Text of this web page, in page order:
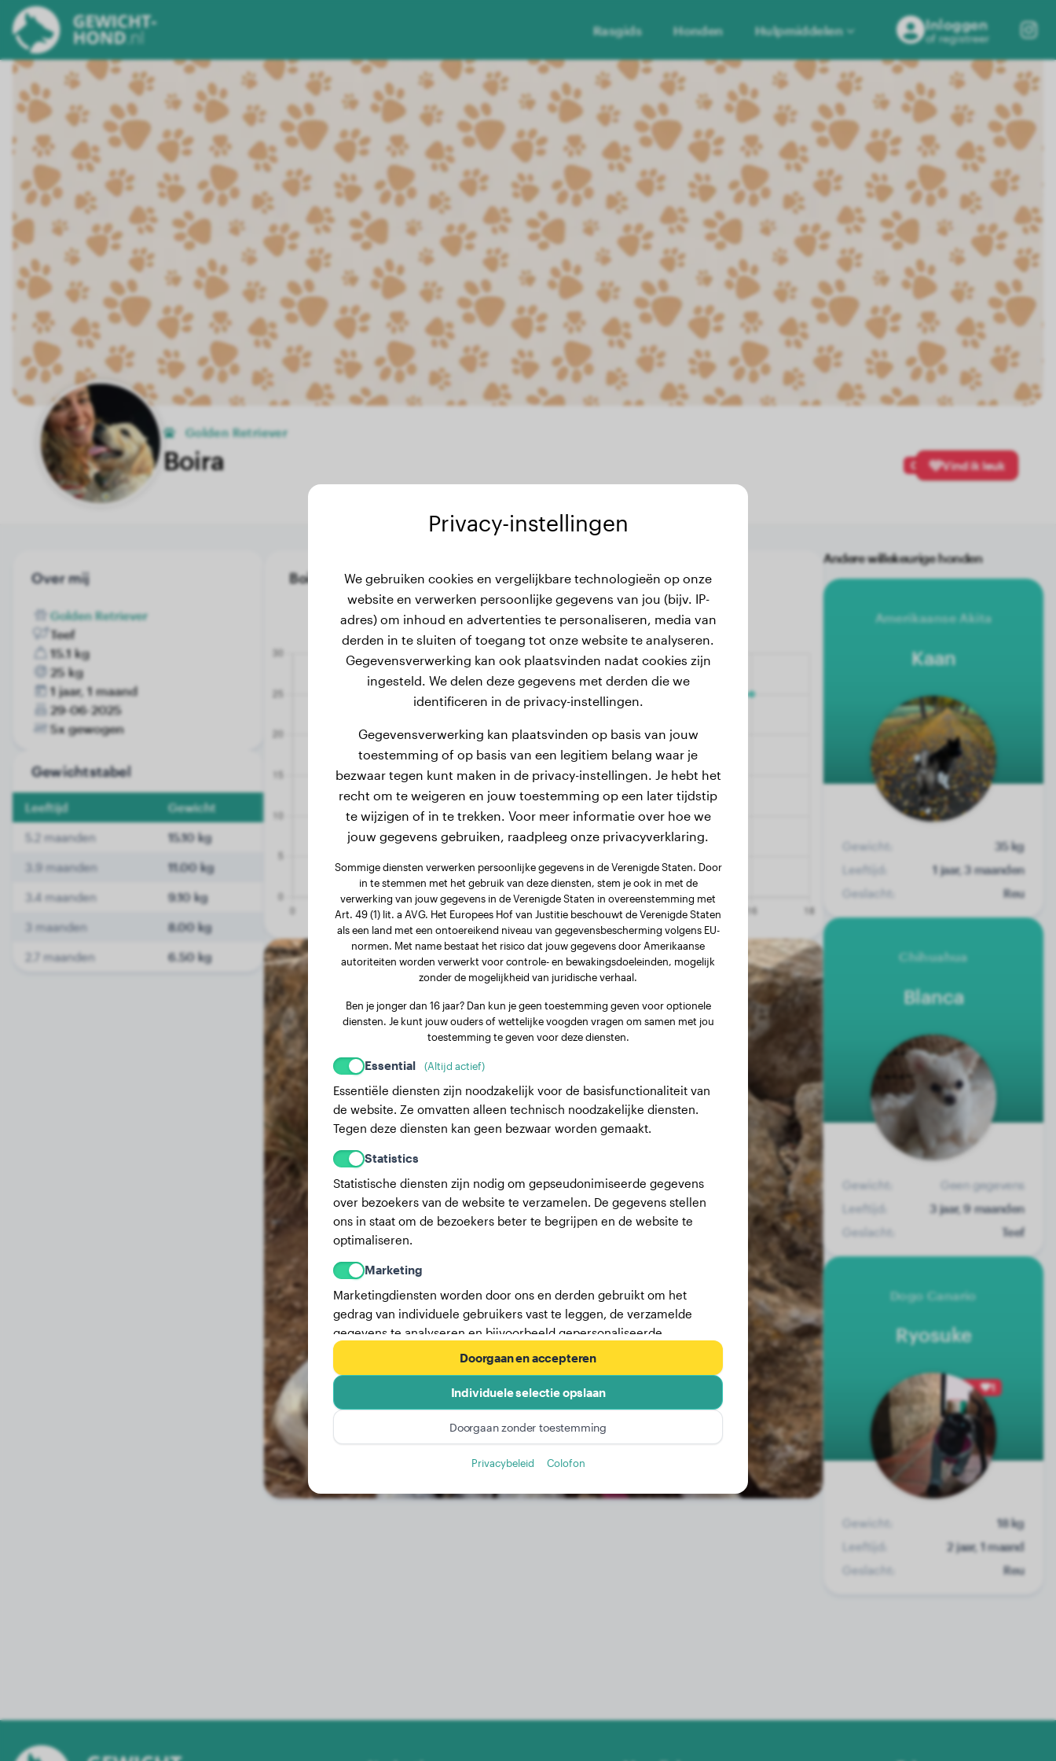
Rasgids Honden Hulpmiddelen Inloggen
of registreer
Golden Retriever
Boira 0 Vind ik leuk
Over mij
Golden Retriever
Teef
15.1 kg
25 kg
1 jaar, 1 maand
29-06-2025
5x gewogen
Gewichtstabel
Leeftijd Gewicht
5.2 maanden 15.10 kg
3.9 maanden 11.00 kg
3.4 maanden 9.10 kg
3 maanden 8.00 kg
2.7 maanden 6.50 kg
Boira's gewichtsgeschiedenis
Andere willekeurige honden
Amerikaanse Akita
Kaan
Gewicht:
35 kg
Leeftijd:
1 jaar, 3 maanden
Geslacht:
Reu
Chihuahua
Blanca
Gewicht:
Geen gegevens
Leeftijd:
3 jaar, 9 maanden
Geslacht:
Teef
Dogo Canario
Ryosuke
1
Gewicht:
18 kg
Leeftijd:
2 jaar, 1 maand
Geslacht:
Reu
Privacy-instellingen
We gebruiken cookies en vergelijkbare technologieën op onze
website en verwerken persoonlijke gegevens van jou (bijv. IP-
adres) om inhoud en advertenties te personaliseren, media van
derden in te sluiten of toegang tot onze website te analyseren.
Gegevensverwerking kan ook plaatsvinden nadat cookies zijn
ingesteld. We delen deze gegevens met derden die we
identificeren in de privacy-instellingen.
Gegevensverwerking kan plaatsvinden op basis van jouw
toestemming of op basis van een legitiem belang waar je
bezwaar tegen kunt maken in de privacy-instellingen. Je hebt het
recht om te weigeren en jouw toestemming op een later tijdstip
te wijzigen of in te trekken. Voor meer informatie over hoe we
jouw gegevens gebruiken, raadpleeg onze privacyverklaring.
Sommige diensten verwerken persoonlijke gegevens in de Verenigde Staten. Door
in te stemmen met het gebruik van deze diensten, stem je ook in met de
verwerking van jouw gegevens in de Verenigde Staten in overeenstemming met
Art. 49 (1) lit. a AVG. Het Europees Hof van Justitie beschouwt de Verenigde Staten
als een land met een ontoereikend niveau van gegevensbescherming volgens EU-
normen. Met name bestaat het risico dat jouw gegevens door Amerikaanse
autoriteiten worden verwerkt voor controle- en bewakingsdoeleinden, mogelijk
zonder de mogelijkheid van juridische verhaal.
Ben je jonger dan 16 jaar? Dan kun je geen toestemming geven voor optionele
diensten. Je kunt jouw ouders of wettelijke voogden vragen om samen met jou
toestemming te geven voor deze diensten.
Essential (Altijd actief)
Essentiële diensten zijn noodzakelijk voor de basisfunctionaliteit van
de website. Ze omvatten alleen technisch noodzakelijke diensten.
Tegen deze diensten kan geen bezwaar worden gemaakt.
Statistics
Statistische diensten zijn nodig om gepseudonimiseerde gegevens
over bezoekers van de website te verzamelen. De gegevens stellen
ons in staat om de bezoekers beter te begrijpen en de website te
optimaliseren.
Marketing
Marketingdiensten worden door ons en derden gebruikt om het
gedrag van individuele gebruikers vast te leggen, de verzamelde
gegevens te analyseren en bijvoorbeeld gepersonaliseerde
advertenties weer te geven. Deze diensten stellen ons in staat om
gebruikers te volgen over meerdere websites.
Hier vind je een lijst met onze advertentiepartners.
Meer informatie in onze privacyverklaring
Doorgaan en accepteren
Individuele selectie opslaan
Doorgaan zonder toestemming
Privacybeleid Colofon